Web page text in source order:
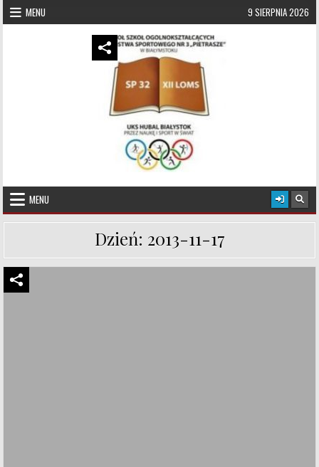
Skip to content
MENU 9 SIERPNIA 2026
UKS Hubal Białystok
MENU
Dzień: 2013-11-17